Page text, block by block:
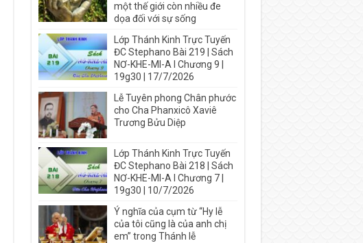
một thế giới còn nhiều đe
dọa đối với sự sống
Lớp Thánh Kinh Trực Tuyến
ĐC Stephano Bài 219 | Sách
NƠ-KHE-MI-A I Chương 9 |
19g30 | 17/7/2026
Lễ Tuyên phong Chân phước
cho Cha Phanxicô Xaviê
Trương Bửu Diệp
Lớp Thánh Kinh Trực Tuyến
ĐC Stephano Bài 218 | Sách
NƠ-KHE-MI-A I Chương 7 |
19g30 | 10/7/2026
Ý nghĩa của cụm từ “Hy lễ
của tôi cũng là của anh chị
em” trong Thánh lễ